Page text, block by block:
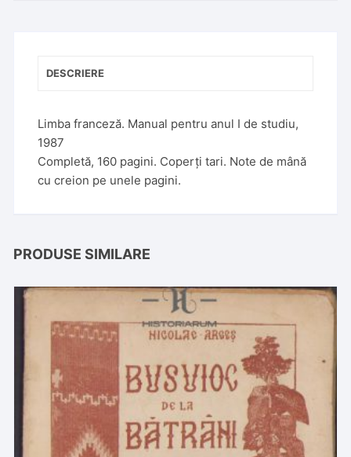
DESCRIERE
Limba franceză. Manual pentru anul I de studiu,
1987
Completă, 160 pagini. Coperți tari. Note de mână
cu creion pe unele pagini.
PRODUSE SIMILARE